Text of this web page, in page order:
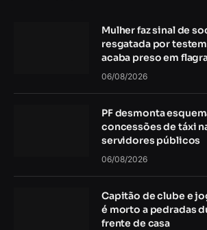
Mulher faz sinal de
resgatada por
acaba preso em
06/08/2026
PF desmonta
concessões de táxi
servidores públicos
06/08/2026
Capitão de clube e
é morto a pedradas
frente de casa